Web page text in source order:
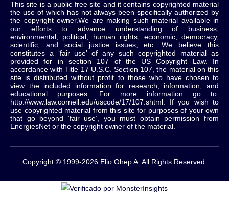
This site is a public free site and it contains copyrighted material
the use of which has not always been specifically authorized by
the copyright owner.We are making such material available in
our efforts to advance understanding of business,
environmental, political, human rights, economic, democracy,
scientific, and social justice issues, etc. We believe this
constitutes a ‘fair use’ of any such copyrighted material as
provided for in section 107 of the US Copyright Law. In
accordance with Title 17 U.S.C. Section 107, the material on this
site is distributed without profit to those who have chosen to
view the included information for research, information, and
educational purposes. For more information go to:
http://www.law.cornell.edu/uscode/17/107.shtml. If you wish to
use copyrighted material from this site for purposes of your own
that go beyond ‘fair use’, you must obtain permission from
EnergiesNet or the copyright owner of the material.
Copyright © 1999-2026 Elio Ohep A. All Rights Reserved.